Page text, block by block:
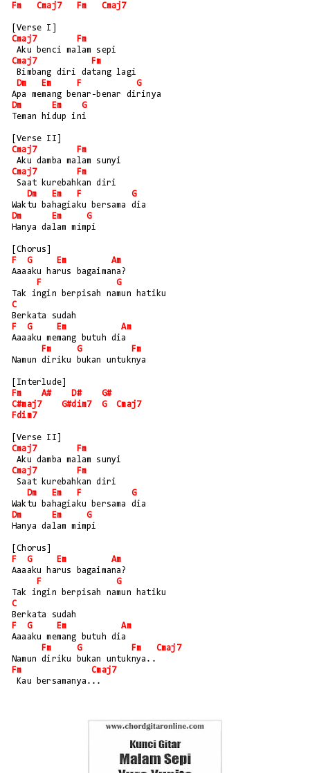
Fm
Cmaj7 Fm Cmaj7
[Verse I]
Cmaj7
Fm
Aku benci malam sepi
Cmaj7
Fm
Bimbang diri datang lagi
Dm
Em F
G
Apa memang benar-benar dirinya
Dm
Em
G
Teman hidup ini
[Verse II]
Cmaj7
Fm
Aku damba malam sunyi
Cmaj7
Fm
Saat kurebahkan diri
Dm
Em F
G
Waktu bahagiaku bersama dia
Dm
Em
G
Hanya dalam mimpi
[Chorus]
F
G Em
Am
Aaaaku harus bagaimana?
F
G
Tak ingin berpisah namun hatiku
C
Berkata sudah
F
G Em
Am
Aaaaku memang butuh dia
Fm
G
Fm
Namun diriku bukan untuknya
[Interlude]
Fm
A# D#
G#
C#maj7
G#dim7 G
Cmaj7
Fdim7
[Verse II]
Cmaj7
Fm
Aku damba malam sunyi
Cmaj7
Fm
Saat kurebahkan diri
Dm
Em F
G
Waktu bahagiaku bersama dia
Dm
Em
G
Hanya dalam mimpi
[Chorus]
F
G Em
Am
Aaaaku harus bagaimana?
F
G
Tak ingin berpisah namun hatiku
C
Berkata sudah
F
G Em
Am
Aaaaku memang butuh dia
Fm
G Fm
Cmaj7
Namun diriku bukan untuknya..
Fm
Cmaj7
Kau bersamanya...